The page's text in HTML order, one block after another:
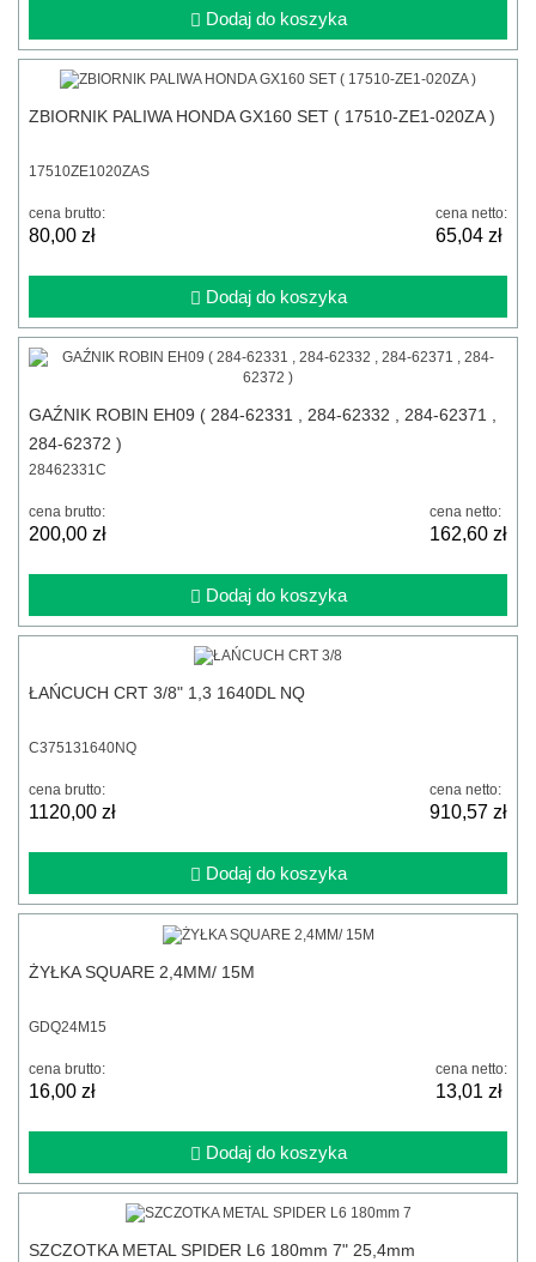
Dodaj do koszyka
ZBIORNIK PALIWA HONDA GX160 SET ( 17510-ZE1-020ZA )
17510ZE1020ZAS
cena brutto:
80,00 zł
cena netto:
65,04 zł
Dodaj do koszyka
GAŹNIK ROBIN EH09 ( 284-62331 , 284-62332 , 284-62371 ,
284-62372 )
28462331C
cena brutto:
200,00 zł
cena netto:
162,60 zł
Dodaj do koszyka
ŁAŃCUCH CRT 3/8" 1,3 1640DL NQ
C375131640NQ
cena brutto:
1120,00 zł
cena netto:
910,57 zł
Dodaj do koszyka
ŻYŁKA SQUARE 2,4MM/ 15M
GDQ24M15
cena brutto:
16,00 zł
cena netto:
13,01 zł
Dodaj do koszyka
SZCZOTKA METAL SPIDER L6 180mm 7" 25,4mm